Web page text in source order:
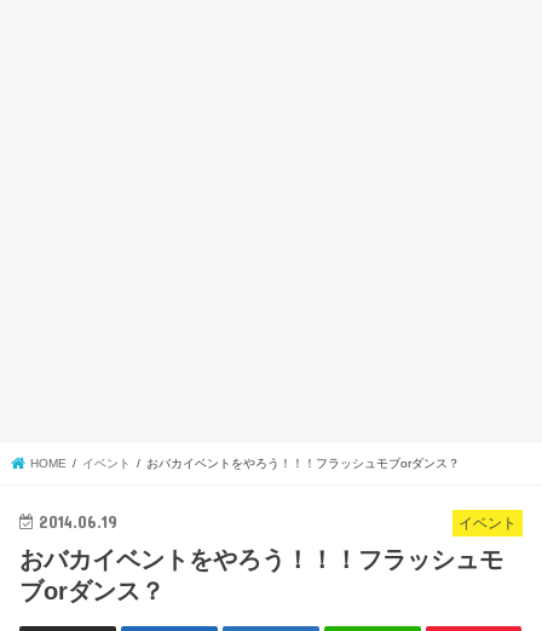
HOME イベント おバカイベントをやろう！！！フラッシュモブorダンス？
イベント
2014.06.19
おバカイベントをやろう！！！フラッシュモ
ブorダンス？